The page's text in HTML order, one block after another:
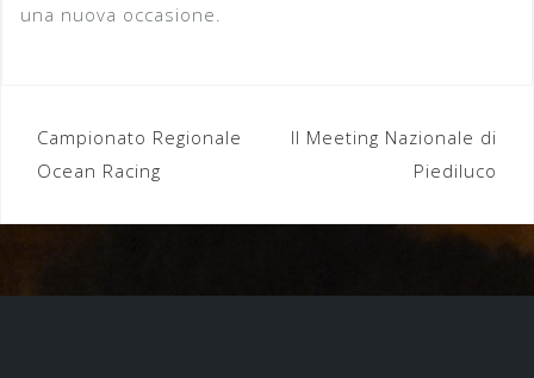
una nuova occasione.
Navigazione
articoli
Campionato Regionale
Ocean Racing
Il Meeting Nazionale di
Piediluco